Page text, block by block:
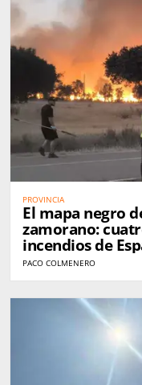
PROVINCIA
El mapa negro
zamorano:
incendios de
golpearon
PACO COLMENERO